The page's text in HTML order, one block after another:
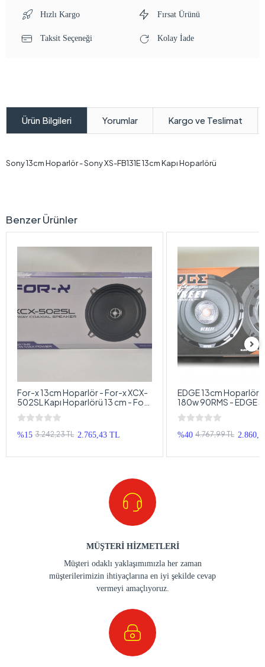
Hızlı Kargo Fırsat Ürünü
Taksit Seçeneği Kolay İade
Ürün Bilgileri Yorumlar Kargo ve Teslimat
Sony 13cm Hoparlör - Sony XS-FB131E 13cm Kapı Hoparlörü
Benzer Ürünler
For-x 13cm Hoparlör - For-x XCX-
502SL Kapı Hoparlörü 13 cm - For-
x Profesyonel Hoparlör 13cm
%15 3.242,23 TL 2.765,43 TL
EDGE 13cm Hoparlör
180w 90RMS - EDGE
Tweeterli , 13 cm
Hoparlör
%40 4.767,99 TL
MÜŞTERİ HİZMETLERİ
Müşteri odaklı yaklaşımımızla her zaman
müşterilerimizin ihtiyaçlarına en iyi şekilde cevap
vermeyi amaçlıyoruz.